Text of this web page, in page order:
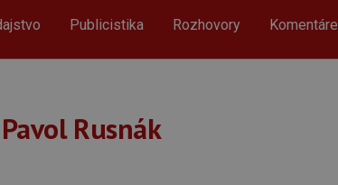
Publicistika Rozhovory Komentáre
Pavol Rusnák